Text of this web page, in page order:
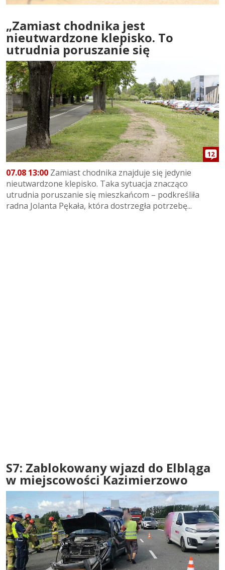
„Zamiast chodnika jest
nieutwardzone klepisko. To
utrudnia poruszanie się
12
07.08 13:00 Zamiast chodnika znajduje się jedynie
nieutwardzone klepisko. Taka sytuacja znacząco
utrudnia poruszanie się mieszkańcom – podkreśliła
radna Jolanta Pękała, która dostrzegła potrzebę...
S7: Zablokowany wjazd do Elbląga
w miejscowości Kazimierzowo